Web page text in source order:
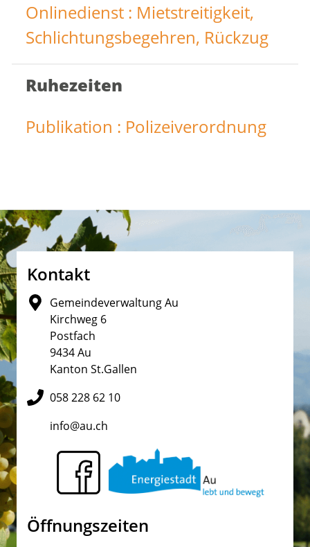
Onlinedienst : Mietstreitigkeit,
Schlichtungsbegehren, Rückzug
Ruhezeiten
Publikation : Polizeiverordnung
Fusszeile
Kontakt
Gemeindeverwaltung Au
Kirchweg 6
Postfach
9434 Au
Kanton St.Gallen
058 228 62 10
info@au.ch
Öffnungszeiten